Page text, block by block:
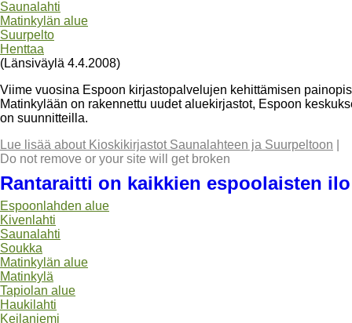
Saunalahti
Matinkylän alue
Suurpelto
Henttaa
(Länsiväylä 4.4.2008)
Viime vuosina Espoon kirjastopalvelujen kehittämisen
Matinkylään on rakennettu uudet aluekirjastot, Espoon
on suunnitteilla.
Lue lisää about Kioskikirjastot Saunalahteen ja Suurpeltoon
Do not remove or your site will get broken
Rantaraitti on kaikkien espoolaisten ilo
Espoonlahden alue
Kivenlahti
Saunalahti
Soukka
Matinkylän alue
Matinkylä
Tapiolan alue
Haukilahti
Keilaniemi